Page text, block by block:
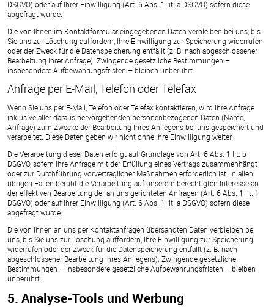
DSGVO) oder auf Ihrer Einwilligung (Art. 6 Abs. 1 lit. a DSGVO) sofern diese
abgefragt wurde.
Die von Ihnen im Kontaktformular eingegebenen Daten verbleiben bei uns, bis
Sie uns zur Löschung auffordern, Ihre Einwilligung zur Speicherung widerrufen
oder der Zweck für die Datenspeicherung entfällt (z. B. nach abgeschlossener
Bearbeitung Ihrer Anfrage). Zwingende gesetzliche Bestimmungen –
insbesondere Aufbewahrungsfristen – bleiben unberührt.
Anfrage per E-Mail, Telefon oder Telefax
Wenn Sie uns per E-Mail, Telefon oder Telefax kontaktieren, wird Ihre Anfrage
inklusive aller daraus hervorgehenden personenbezogenen Daten (Name,
Anfrage) zum Zwecke der Bearbeitung Ihres Anliegens bei uns gespeichert und
verarbeitet. Diese Daten geben wir nicht ohne Ihre Einwilligung weiter.
Die Verarbeitung dieser Daten erfolgt auf Grundlage von Art. 6 Abs. 1 lit. b
DSGVO, sofern Ihre Anfrage mit der Erfüllung eines Vertrags zusammenhängt
oder zur Durchführung vorvertraglicher Maßnahmen erforderlich ist. In allen
übrigen Fällen beruht die Verarbeitung auf unserem berechtigten Interesse an
der effektiven Bearbeitung der an uns gerichteten Anfragen (Art. 6 Abs. 1 lit. f
DSGVO) oder auf Ihrer Einwilligung (Art. 6 Abs. 1 lit. a DSGVO) sofern diese
abgefragt wurde.
Die von Ihnen an uns per Kontaktanfragen übersandten Daten verbleiben bei
uns, bis Sie uns zur Löschung auffordern, Ihre Einwilligung zur Speicherung
widerrufen oder der Zweck für die Datenspeicherung entfällt (z. B. nach
abgeschlossener Bearbeitung Ihres Anliegens). Zwingende gesetzliche
Bestimmungen – insbesondere gesetzliche Aufbewahrungsfristen – bleiben
unberührt.
5. Analyse-Tools und Werbung